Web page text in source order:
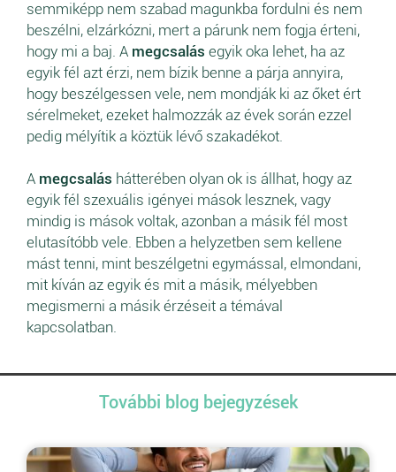
semmiképp nem szabad magunkba fordulni és nem
beszélni, elzárkózni, mert a párunk nem fogja érteni,
hogy mi a baj. A megcsalás egyik oka lehet, ha az
egyik fél azt érzi, nem bízik benne a párja annyira,
hogy beszélgessen vele, nem mondják ki az őket ért
sérelmeket, ezeket halmozzák az évek során ezzel
pedig mélyítik a köztük lévő szakadékot.
A megcsalás hátterében olyan ok is állhat, hogy az
egyik fél szexuális igényei mások lesznek, vagy
mindig is mások voltak, azonban a másik fél most
elutasítóbb vele. Ebben a helyzetben sem kellene
mást tenni, mint beszélgetni egymással, elmondani,
mit kíván az egyik és mit a másik, mélyebben
megismerni a másik érzéseit a témával
kapcsolatban.
További blog bejegyzések